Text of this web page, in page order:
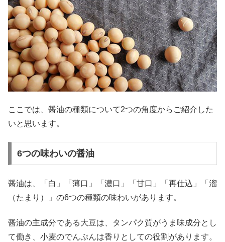
ここでは、醤油の種類について2つの角度からご紹介した
いと思います。
6つの味わいの醤油
醤油は、「白」「薄口」「濃口」「甘口」「再仕込」「溜
（たまり）」の6つの種類の味わいがあります。
醤油の主成分である大豆は、タンパク質がうま味成分とし
て働き、小麦のでんぷんは香りとしての役割があります。